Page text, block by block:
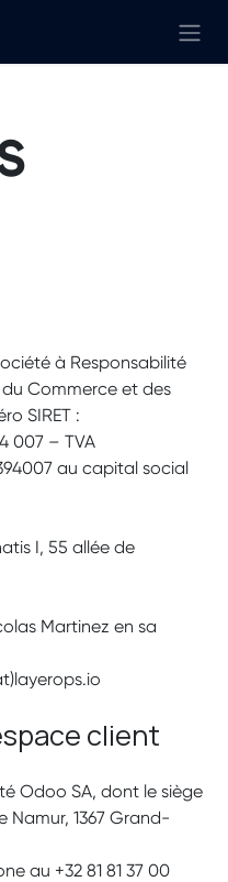
à Responsabilité
Commerce et des
SIRET :
007 – TVA
au capital social
I, 55 allée de
Martinez en sa
client
Odoo SA, dont le siège
Namur, 1367 Grand-
au +32 81 81 37 00